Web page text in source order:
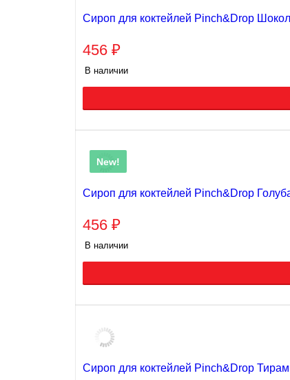
Сироп для коктейлей Pinch&Drop
456 ₽
В наличии
New!
Сироп для коктейлей Pinch&Drop
456 ₽
В наличии
Сироп для коктейлей Pinch&Drop